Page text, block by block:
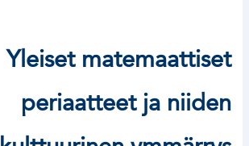
Yleiset matemaattiset
periaatteet ja niiden